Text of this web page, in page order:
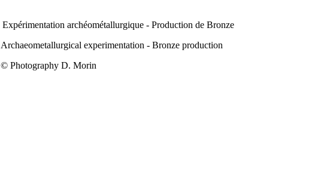
Expérimentation archéométallurgique - Production de Bronze
Archaeometallurgical experimentation - Bronze production
© Photography D. Morin